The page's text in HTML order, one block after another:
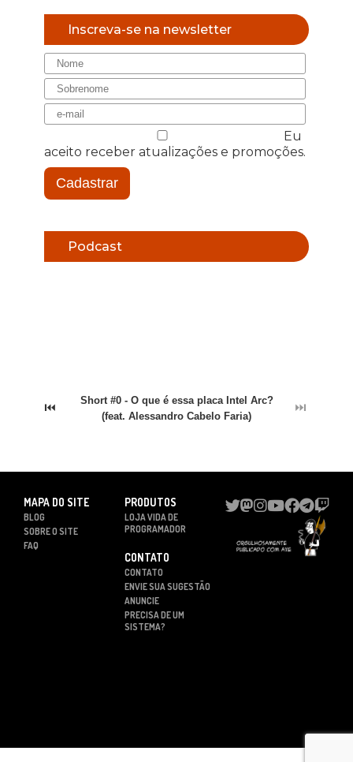
Inscreva-se na newsletter
Eu
aceito receber atualizações e promoções.
Cadastrar
Podcast
⏮
Short #0 - O que é essa placa Intel Arc?
(feat. Alessandro Cabelo Faria)
⏭
MAPA DO SITE
BLOG
SOBRE O SITE
FAQ
PRODUTOS
LOJA VIDA DE
PROGRAMADOR
CONTATO
CONTATO
ENVIE SUA SUGESTÃO
ANUNCIE
PRECISA DE UM
SISTEMA?